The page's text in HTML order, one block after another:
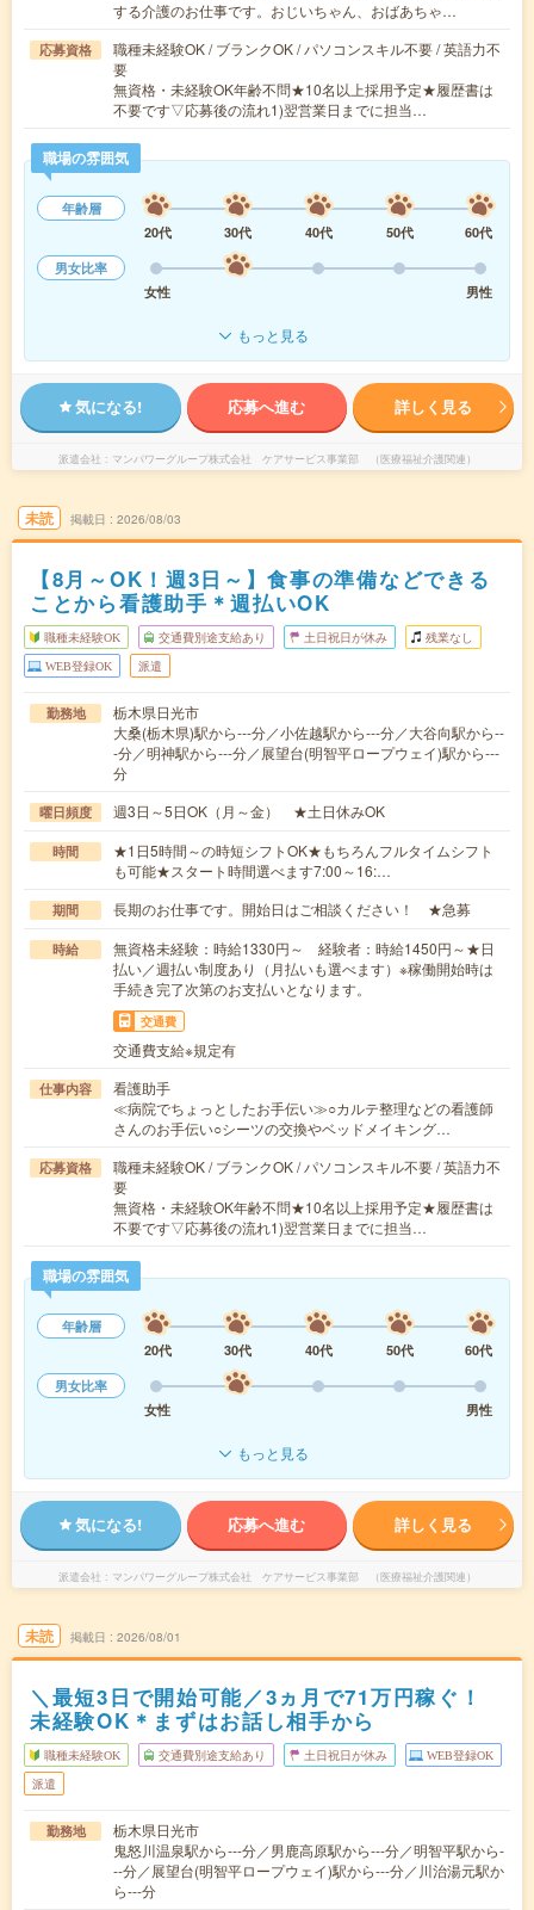
する介護のお仕事です。おじいちゃん、おばあちゃ…
応募資格
職種未経験OK / ブランクOK / パソコンスキル不要 / 英語力不
要
無資格・未経験OK年齢不問★10名以上採用予定★履歴書は
不要です▽応募後の流れ1)翌営業日までに担当…
職場の雰囲気
年齢層
20代
30代 40代 50代
60代
男女比率
女性
男性
もっと見る
気になる! 応募へ進む 詳しく見る
派遣会社 マンパワーグループ株式会社 ケアサービス事業部 （医療福祉介護関連）
未読 掲載日 2026/08/03
【8月～OK！週3日～】食事の準備などできる
ことから看護助手＊週払いOK
職種未経験OK 交通費別途支給あり 土日祝日が休み 残業なし
WEB登録OK 派遣
勤務地
栃木県日光市
大桑(栃木県)駅から---分／小佐越駅から---分／大谷向駅から--
-分／明神駅から---分／展望台(明智平ロープウェイ)駅から---
分
曜日頻度 週3日～5日OK（月～金） ★土日休みOK
時間
★1日5時間～の時短シフトOK★もちろんフルタイムシフト
も可能★スタート時間選べます7:00～16:…
期間 長期のお仕事です。開始日はご相談ください！ ★急募
時給
無資格未経験：時給1330円～ 経験者：時給1450円～★日
払い／週払い制度あり（月払いも選べます）※稼働開始時は
手続き完了次第のお支払いとなります。
交通費
交通費支給※規定有
仕事内容
看護助手
≪病院でちょっとしたお手伝い≫○カルテ整理などの看護師
さんのお手伝い○シーツの交換やベッドメイキング…
応募資格
職種未経験OK / ブランクOK / パソコンスキル不要 / 英語力不
要
無資格・未経験OK年齢不問★10名以上採用予定★履歴書は
不要です▽応募後の流れ1)翌営業日までに担当…
職場の雰囲気
年齢層
20代
30代 40代 50代
60代
男女比率
女性
男性
もっと見る
気になる! 応募へ進む 詳しく見る
派遣会社 マンパワーグループ株式会社 ケアサービス事業部 （医療福祉介護関連）
未読 掲載日 2026/08/01
＼最短3日で開始可能／3ヵ月で71万円稼ぐ！
未経験OK＊まずはお話し相手から
職種未経験OK 交通費別途支給あり 土日祝日が休み WEB登録OK
派遣
勤務地
栃木県日光市
鬼怒川温泉駅から---分／男鹿高原駅から---分／明智平駅から-
--分／展望台(明智平ロープウェイ)駅から---分／川治湯元駅か
ら---分